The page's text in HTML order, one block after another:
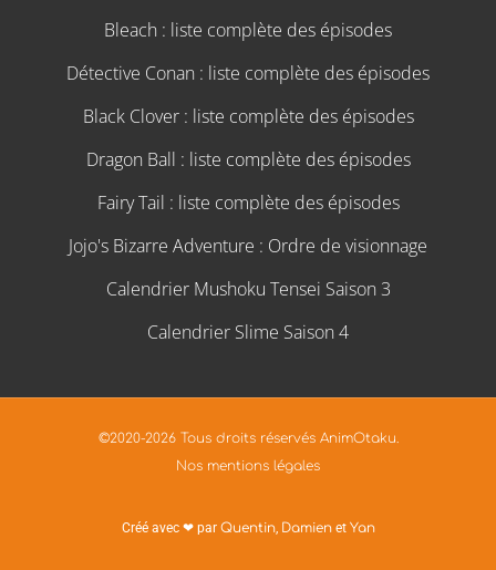
Bleach : liste complète des épisodes
Détective Conan : liste complète des épisodes
Black Clover : liste complète des épisodes
Dragon Ball : liste complète des épisodes
Fairy Tail : liste complète des épisodes
Jojo's Bizarre Adventure : Ordre de visionnage
Calendrier Mushoku Tensei Saison 3
Calendrier Slime Saison 4
©2020-2026 Tous droits réservés AnimOtaku.
Nos mentions légales
Créé avec ❤ par Quentin, Damienet Yan